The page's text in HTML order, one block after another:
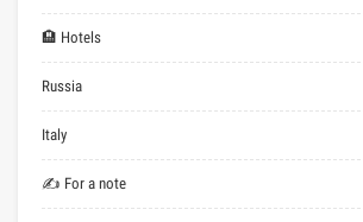
🏨 Hotels
Russia
Italy
✍ For a note